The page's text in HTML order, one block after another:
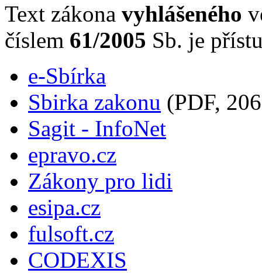
Text zákona vyhlášeného
číslem 61/2005 Sb. je
e-Sbírka
Sbirka zakonu (PDF,
Sagit - InfoNet
epravo.cz
Zákony pro lidi
esipa.cz
fulsoft.cz
CODEXIS